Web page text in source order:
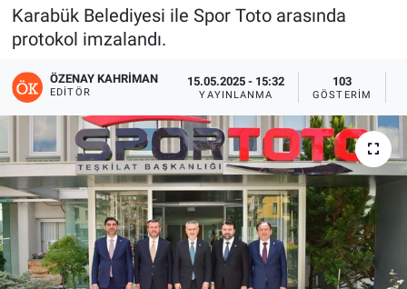
Karabük Belediyesi ile Spor Toto arasında
protokol imzalandı.
ÖZENAY KAHRIMAN
EDITÖR
15.05.2025 - 15:32
YAYINLANMA
103
GÖSTERIM